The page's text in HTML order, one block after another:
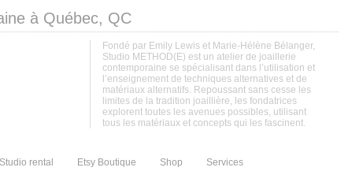
à Québec, QC
Fondé par Emily Lewis et Marie-Hélène Bélanger,
Studio METHOD(E) est un atelier de joaillerie
contemporaine se spécialisant dans l’utilisation et
l’enseignement de techniques alternatives et de
matériaux alternatifs. Repoussant sans cesse les
limites de la tradition joaillière, les fondatrices
explorent toutes les avenues possibles, utilisant
tous les matériaux et concepts qui les fascinent.
rental Etsy Boutique Shop Services